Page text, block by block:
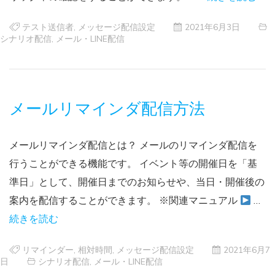
テスト送信者 メッセージ配信設定
2021年6月3日
シナリオ配信
メール・LINE配信
メールリマインダ配信方法
メールリマインダ配信とは？ メールのリマインダ配信を
行うことができる機能です。 イベント等の開催日を「基
準日」として、開催日までのお知らせや、当日・開催後の
案内を配信することができます。 ※関連マニュアル
…
続きを読む
リマインダー 相対時間 メッセージ配信設定
2021年6月7
日
シナリオ配信 メール・LINE配信